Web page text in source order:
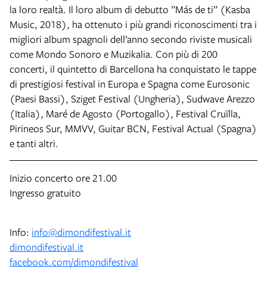
la loro realtà. Il loro album di debutto ”Más de ti” (Kasba
Music, 2018), ha ottenuto i più grandi riconoscimenti tra i
migliori album spagnoli dell’anno secondo riviste musicali
come Mondo Sonoro e Muzikalia. Con più di 200
concerti, il quintetto di Barcellona ha conquistato le tappe
di prestigiosi festival in Europa e Spagna come Eurosonic
(Paesi Bassi), Sziget Festival (Ungheria), Sudwave Arezzo
(Italia), Maré de Agosto (Portogallo), Festival Cruïlla,
Pirineos Sur, MMVV, Guitar BCN, Festival Actual (Spagna)
e tanti altri.
Inizio concerto ore 21.00
Ingresso gratuito
Info: info@dimondifestival.it
dimondifestival.it
facebook.com/dimondifestival